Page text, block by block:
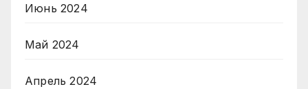
Июнь 2024
Май 2024
Апрель 2024